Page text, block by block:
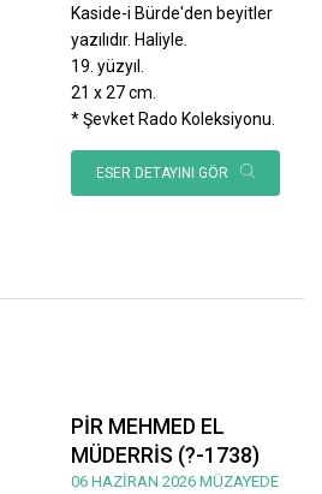
Kaside-i Bürde'den beyitler
yazılıdır. Haliyle.
19. yüzyıl.
21 x 27 cm.
* Şevket Rado Koleksiyonu.
ESER DETAYINI GÖR
PİR MEHMED EL
MÜDERRİS (?-1738)
06 HAZİRAN 2026 MÜZAYEDE